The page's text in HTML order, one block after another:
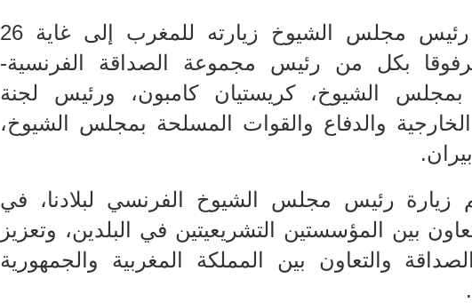
ويواصل رئيس مجلس الشيوخ زيارته للمغرب إلى غاية 26
بكل من رئيس مجموعة الصداقة الفرنسية-
بمجلس الشيوخ، كريستيان كامبون، ورئيس لجنة
والدفاع والقوات المسلحة بمجلس الشيوخ،
زيارة رئيس مجلس الشيوخ الفرنسي لبلادنا، في
بين المؤسستين التشريعيتين في البلدين، وتعزيز
والتعاون بين المملكة المغربية والجمهورية